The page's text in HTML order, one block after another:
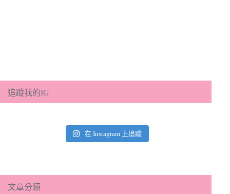
追蹤我的IG
在 Instagram 上追蹤
文章分類